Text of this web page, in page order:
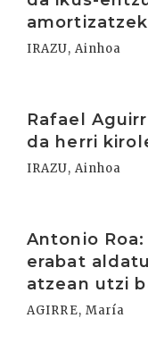
IRAZU, Ainhoa
Rafael
da herri
IRAZU, Ainhoa
Antonio
erabat
atzean utzi
AGIRRE, María